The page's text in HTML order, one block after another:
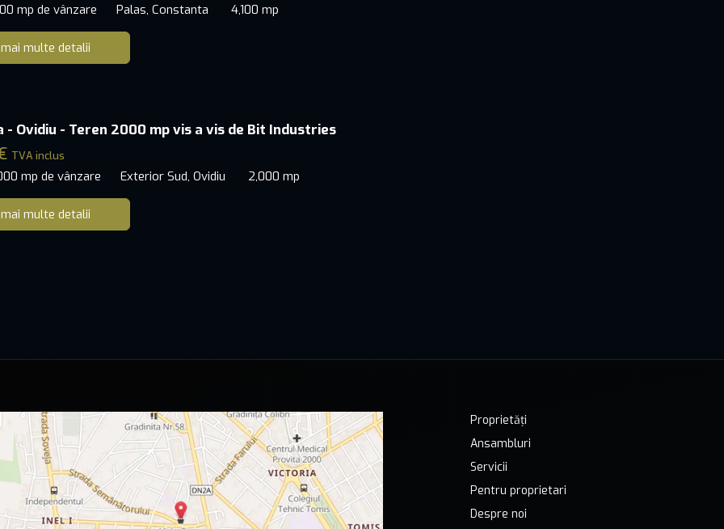
mp de vânzare Palas, Constanta 4,100 mp
multe detalii
- Ovidiu - Teren 2000 mp vis a vis de Bit Industries
TVA inclus
mp de vânzare Exterior Sud, Ovidiu 2,000 mp
multe detalii
Proprietăți
Ansambluri
Servicii
Pentru proprietari
Despre noi